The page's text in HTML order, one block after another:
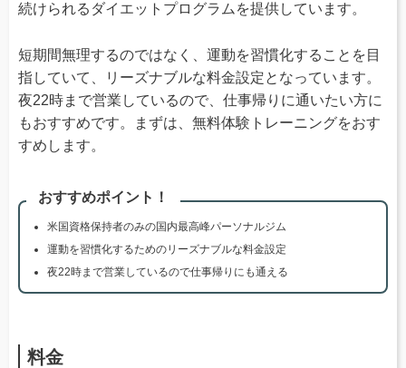
続けられるダイエットプログラムを提供しています。
短期間無理するのではなく、運動を習慣化することを目
指していて、リーズナブルな料金設定となっています。
夜22時まで営業しているので、仕事帰りに通いたい方に
もおすすめです。まずは、無料体験トレーニングをおす
すめします。
おすすめポイント！
米国資格保持者のみの国内最高峰パーソナルジム
運動を習慣化するためのリーズナブルな料金設定
夜22時まで営業しているので仕事帰りにも通える
料金